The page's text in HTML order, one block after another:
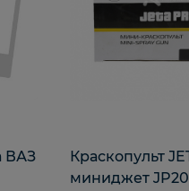
ВАЗ
Краскопульт
миниджет